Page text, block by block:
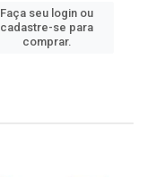
Faça seu login ou
cadastre-se para
comprar.